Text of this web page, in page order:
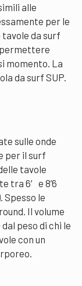
alle
per le
da surf
permettere
momento. La
da surf SUP.
sulle onde
per il surf
tavole
tra 6′ e 8’6
Spesso le
Il volume
peso di chi le
con un